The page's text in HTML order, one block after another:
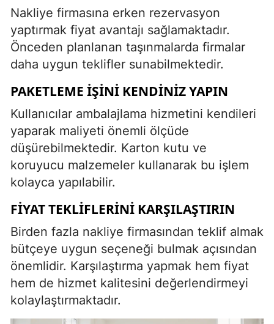
Nakliye firmasına erken rezervasyon
yaptırmak fiyat avantajı sağlamaktadır.
Önceden planlanan taşınmalarda firmalar
daha uygun teklifler sunabilmektedir.
PAKETLEME İŞINI KENDINIZ YAPIN
Kullanıcılar ambalajlama hizmetini kendileri
yaparak maliyeti önemli ölçüde
düşürebilmektedir. Karton kutu ve
koruyucu malzemeler kullanarak bu işlem
kolayca yapılabilir.
FIYAT TEKLIFLERINI KARŞILAŞTIRIN
Birden fazla nakliye firmasından teklif almak
bütçeye uygun seçeneği bulmak açısından
önemlidir. Karşılaştırma yapmak hem fiyat
hem de hizmet kalitesini değerlendirmeyi
kolaylaştırmaktadır.